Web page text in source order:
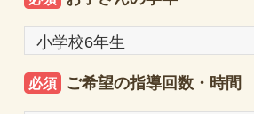
必須 ご希望の指導回数・時間